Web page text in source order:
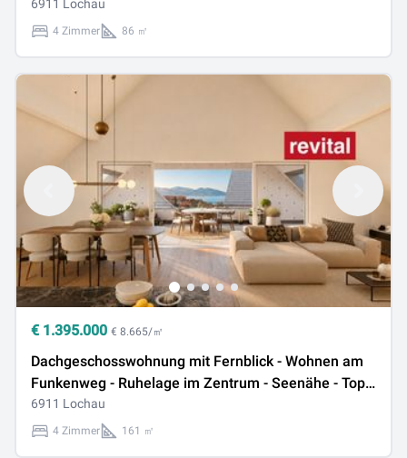
6911 Lochau
4 Zimmer 86 ㎡
€ 1.395.000 € 8.665/㎡
Dachgeschosswohnung mit Fernblick - Wohnen am
Funkenweg - Ruhelage im Zentrum - Seenähe - Top
C6
6911 Lochau
4 Zimmer 161 ㎡